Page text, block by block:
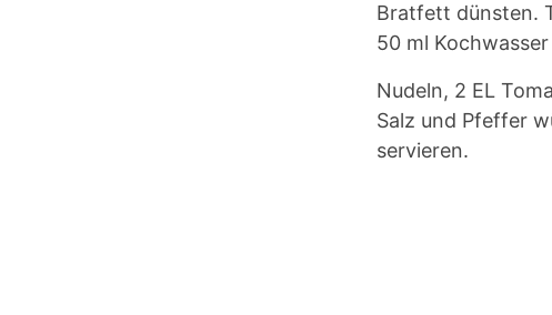
Bratfett dünsten.
50 ml
Nudeln, 2 EL
Salz und Pfeffer
servieren.